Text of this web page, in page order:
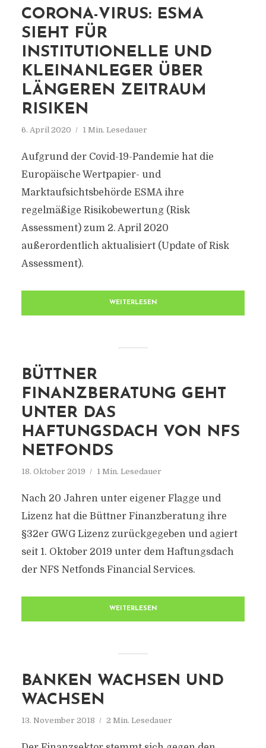
CORONA-VIRUS: ESMA
SIEHT FÜR
INSTITUTIONELLE UND
KLEINANLEGER ÜBER
LÄNGEREN ZEITRAUM
RISIKEN
6. April 2020 1 Min. Lesedauer
Aufgrund der Covid-19-Pandemie hat die
Europäische Wertpapier- und
Marktaufsichtsbehörde ESMA ihre
regelmäßige Risikobewertung (Risk
Assessment) zum 2. April 2020
außerordentlich aktualisiert (Update of Risk
Assessment).
WEITERLESEN
BÜTTNER
FINANZBERATUNG GEHT
UNTER DAS
HAFTUNGSDACH VON NFS
NETFONDS
18. Oktober 2019 1 Min. Lesedauer
Nach 20 Jahren unter eigener Flagge und
Lizenz hat die Büttner Finanzberatung ihre
§32er GWG Lizenz zurückgegeben und agiert
seit 1. Oktober 2019 unter dem Haftungsdach
der NFS Netfonds Financial Services.
WEITERLESEN
BANKEN WACHSEN UND
WACHSEN
13. November 2018 2 Min. Lesedauer